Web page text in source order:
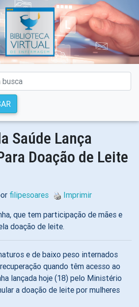
Saúde Lança
Doação de Leite
filipesoares
Imprimir
que tem participação de mães e
doação de leite.
e de baixo peso internados
quando têm acesso ao
lançada hoje (18) pelo Ministério
a doação de leite por mulheres